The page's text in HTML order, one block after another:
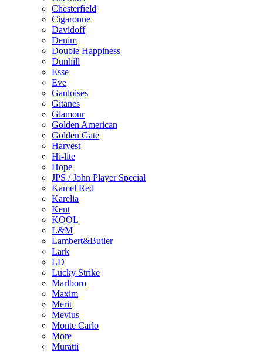
Chesterfield
Cigaronne
Davidoff
Denim
Double Happiness
Dunhill
Esse
Eve
Gauloises
Gitanes
Glamour
Golden American
Golden Gate
Harvest
Hi-lite
Hope
JPS / John Player Special
Kamel Red
Karelia
Kent
KOOL
L&M
Lambert&Butler
Lark
LD
Lucky Strike
Marlboro
Maxim
Merit
Mevius
Monte Carlo
More
Muratti